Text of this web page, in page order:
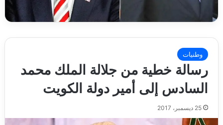
وطنيات
رسالة خطية من جلالة الملك محمد
السادس إلى أمير دولة الكويت
25 ديسمبر، 2017